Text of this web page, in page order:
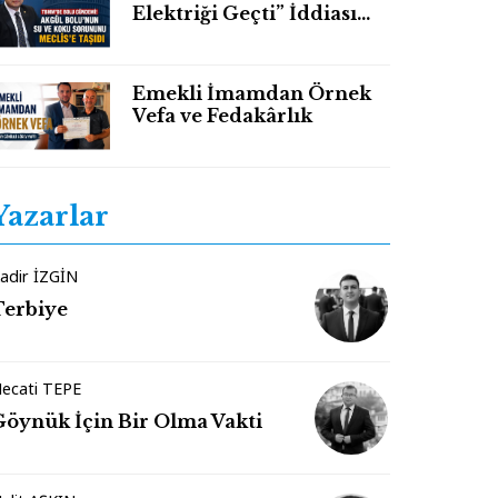
Elektriği Geçti” İddiası
Emekli İmamdan Örnek
Vefa ve Fedakârlık
İZGİN
TEPE
İçin Bir Olma Vakti